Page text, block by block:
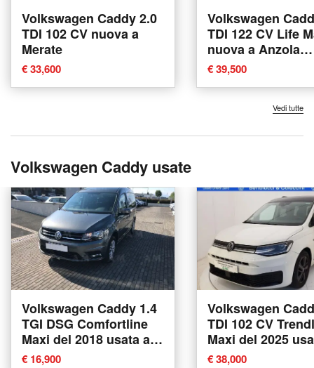
Volkswagen Caddy 2.0
TDI 102 CV nuova a
Merate
€ 33,600
Volkswagen
TDI 122 CV Life
nuova a Anzola
dell'Emilia
€ 39,500
Vedi tutte
Volkswagen Caddy usate
Volkswagen Caddy 1.4
TGI DSG Comfortline
Maxi del 2018 usata a
Villorba
€ 16,900
Volkswagen
TDI 102 CV
Maxi del 2025
Massarosa
€ 38,000